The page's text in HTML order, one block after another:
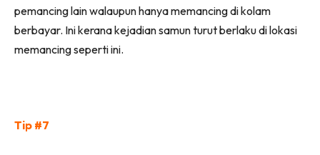
pemancing lain walaupun hanya memancing di kolam
berbayar. Ini kerana kejadian samun turut berlaku di lokasi
memancing seperti ini.
Tip #7